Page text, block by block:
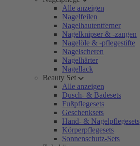
Alle anzeigen
Nagelfeilen
Nagelhautentferner
Nagelknipser & -zangen
Nagelöle & -pflegestifte
Nagelscheren
Nagelhärter
Nagellack
Beauty Set
Alle anzeigen
Dusch- & Badesets
Fußpflegesets
Geschenksets
Hand- & Nagelpflegesets
Körperpflegesets
Sonnenschutz-Sets